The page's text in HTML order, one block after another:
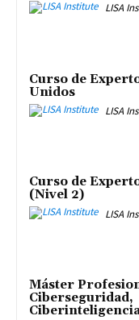
LISA
Curso de
Unidos
LISA
Curso de
(Nivel 2)
LISA
Máster
Ciberseguridad,